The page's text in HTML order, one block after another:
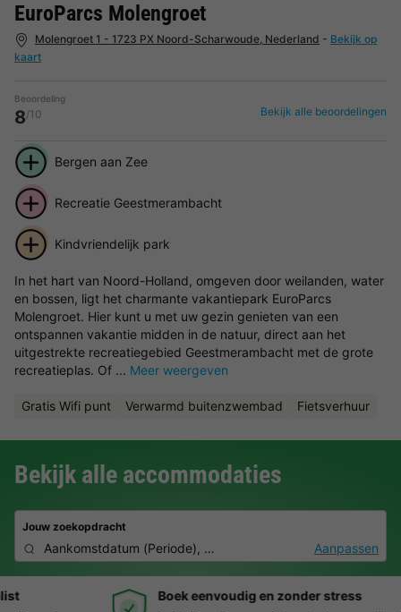
EuroParcs Molengroet
Molengroet 1 - 1723 PX Noord-Scharwoude, Nederland - Bekijk op
kaart
Beoordeling
8/10 Bekijk alle beoordelingen
Bergen aan Zee
Recreatie Geestmerambacht
Kindvriendelijk park
In het hart van Noord-Holland, omgeven door weilanden, water
en bossen, ligt het charmante vakantiepark EuroParcs
Molengroet. Hier kunt u met uw gezin genieten van een
ontspannen vakantie midden in de natuur, direct aan het
uitgestrekte recreatiegebied Geestmerambacht met de grote
recreatieplas. Of ... Meer weergeven
Gratis Wifi punt Verwarmd buitenzwembad Fietsverhuur
Bekijk alle accommodaties
Jouw zoekopdracht
Aankomstdatum (Periode), 2 deelnemers, 0 huisdierAanpassen
Boek eenvoudig en zonder stress